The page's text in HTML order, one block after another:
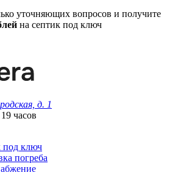
уточняющих вопросов и получите
на септик под ключ
д. 1
часов
под ключ
погреба